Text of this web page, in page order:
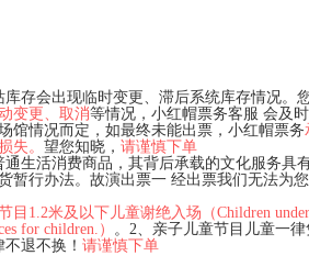
存会出现临时变更、滞后系统库存情况。
变更、取消等情况，小红帽票务客服 会及
馆情况而定，如最终未能出票，小红帽票务
失。 望您知晓， 请谨慎下单
生活消费商品，其背后承载的文化服务具
暂行办法。故演出票一 经出票我们无法为
目1.2米及以下儿童谢绝入场（Children
for children.） 。2、亲子儿童节目儿童一律
退不换！ 请谨慎下单